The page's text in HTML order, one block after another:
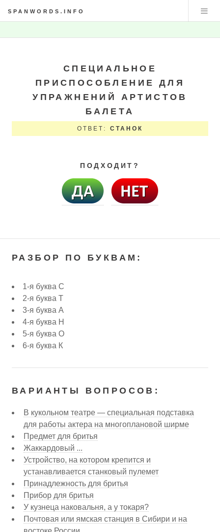
SPANWORDS.INFO
СПЕЦИАЛЬНОЕ
ПРИСПОСОБЛЕНИЕ ДЛЯ
УПРАЖНЕНИЙ АРТИСТОВ
БАЛЕТА
ОТВЕТ: СТАНОК
ПОДХОДИТ?
РАЗБОР ПО БУКВАМ:
1-я буква С
2-я буква Т
3-я буква А
4-я буква Н
5-я буква О
6-я буква К
ВАРИАНТЫ ВОПРОСОВ:
В кукольном театре — специальная подставка
для работы актера на многоплановой ширме
Предмет для бритья
Жаккардовый ...
Устройство, на котором крепится и
устанавливается станковый пулемет
Принадлежность для бритья
Прибор для бритья
У кузнеца наковальня, а у токаря?
Почтовая или ямская станция в Сибири и на